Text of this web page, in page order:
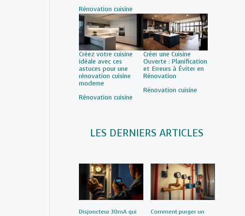
Par rapport à
Rénovation cuisine
Créez votre cuisine
idéale avec ces
astuces pour une
rénovation cuisine
moderne
Par rapport à
Rénovation cuisine
Créer une Cuisine
Ouverte : Planification
et Erreurs à Éviter en
Rénovation
Par rapport à
Rénovation cuisine
LES DERNIERS ARTICLES
Disjoncteur 30mA qui
Comment purger un